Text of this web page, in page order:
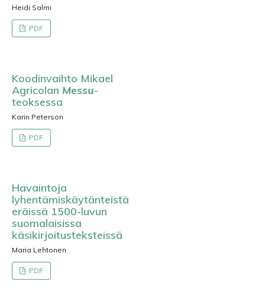
Heidi Salmi
PDF
Koodinvaihto Mikael
Agricolan Messu-
teoksessa
Karin Peterson
PDF
Havaintoja
lyhentämiskäytänteistä
eräissä 1500-luvun
suomalaisissa
käsikirjoitusteksteissä
Maria Lehtonen
PDF